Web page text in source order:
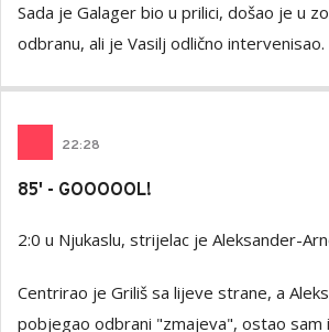
Sada je Galager bio u prilici, došao je u
odbranu, ali je Vasilj odlično intervenisao.
22:28
85' - GOOOOOL!
2:0 u Njukaslu, strijelac je Aleksander-
Centrirao je Griliš sa lijeve strane, a
pobjegao odbrani "zmajeva", ostao sam